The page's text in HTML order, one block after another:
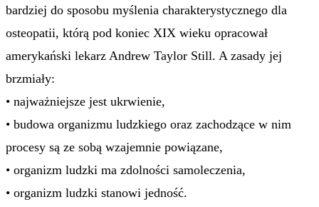
bardziej do sposobu myślenia charakterystycznego dla
osteopatii, którą pod koniec XIX wieku opracował
amerykański lekarz Andrew Taylor Still. A zasady jej
brzmiały:
• najważniejsze jest ukrwienie,
• budowa organizmu ludzkiego oraz zachodzące w nim
procesy są ze sobą wzajemnie powiązane,
• organizm ludzki ma zdolności samoleczenia,
• organizm ludzki stanowi jedność.